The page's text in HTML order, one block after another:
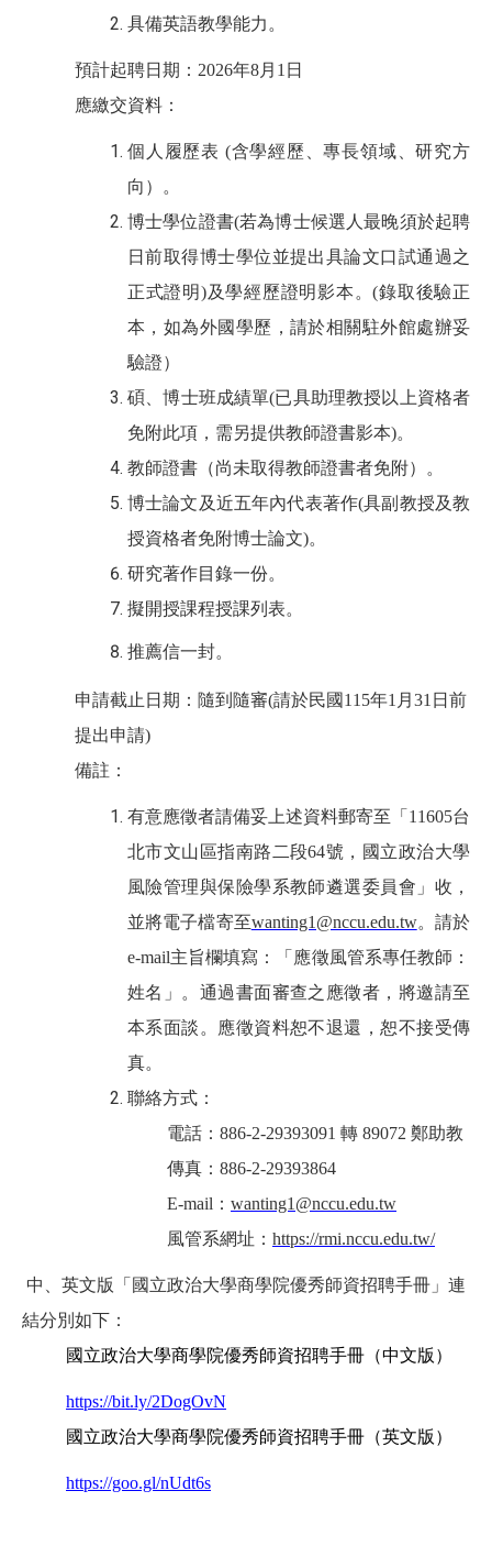
具備英語教學能力。
預計起聘日期： 2026年8月 1 日
應繳交資料：
個人履歷表 (含學經歷、專長領域、研究方
向）。
博士學位證書(若為博士候選人最晚須於起聘
日前取得博士學位並提出具論文口試通過之
正式證明)及學經歷證明影本。(錄取後驗正
本，如為外國學歷，請於相關駐外館處辦妥
驗證）
碩 、博士班成績單(已具助理教授以上資格者
免附此項，需另提供教師證書影本)。
教師證書（尚未取得教師證書者免附）。
博士論文及近五年內代表著作(具副教授及教
授資格者免附博士論文)。
研究著作目錄一份。
擬開授課程授課列表。
推薦信一封。
申請截止日期：隨到隨審(請於民國 115年1 月 31 日前
提出申請)
備註：
有意應徵者請備妥上述資料郵寄至「 11605台
北市文山區指南路二段64號，國立政治大學
風險管理與保險學系教師遴選委員會」收，
並將電子檔寄至wanting1@nccu.edu.tw。請於
e-mail主旨欄填寫：「應徵風管系專任教師：
姓名」。通過書面審查之應徵者，將邀請至
本系面談。應徵資料恕不退還，恕不接受傳
真。
聯絡方式：
電話： 886-2-29393091 轉 89072 鄭助教
傳真： 886-2-29393864
E-mail ： wanting1@nccu.edu.tw
風管系網址： https://rmi.nccu.edu.tw/
中、英文版「國立政治大學商學院優秀師資招聘手冊」連
結分別如下：
國立政治大學商學院優秀師資招聘手冊（中文版）
https://bit.ly/2DogOvN
國立政治大學商學院優秀師資招聘手冊（英文版）
https://goo.gl/nUdt6s